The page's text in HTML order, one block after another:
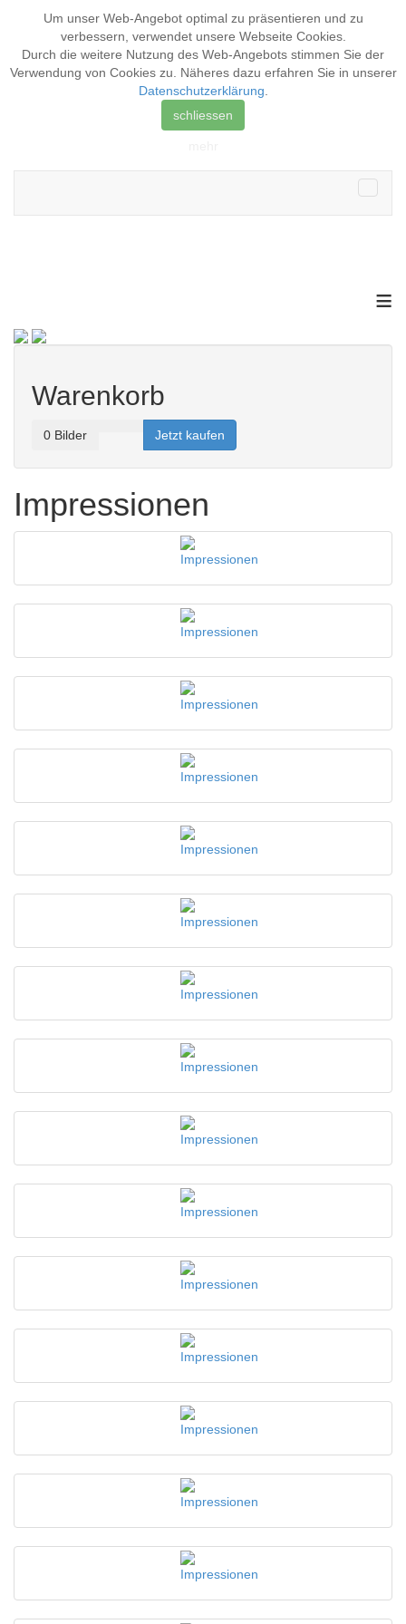
Um unser Web-Angebot optimal zu präsentieren und zu
verbessern, verwendet unsere Webseite Cookies.
Durch die weitere Nutzung des Web-Angebots stimmen Sie der
Verwendung von Cookies zu. Näheres dazu erfahren Sie in unserer
Datenschutzerklärung
schliessen
≡
Warenkorb
0 Bilder Jetzt kaufen
Impressionen